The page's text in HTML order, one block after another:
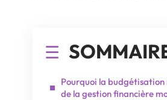
Pourquoi la budgétisation
de la gestion financière